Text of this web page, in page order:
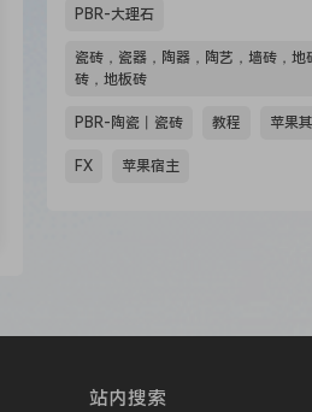
PBR-大理石
瓷砖，瓷器，陶器，陶艺，墙砖，地
砖，地板砖
PBR-陶瓷丨瓷砖 教程 苹果
FX 苹果宿主
站内搜索